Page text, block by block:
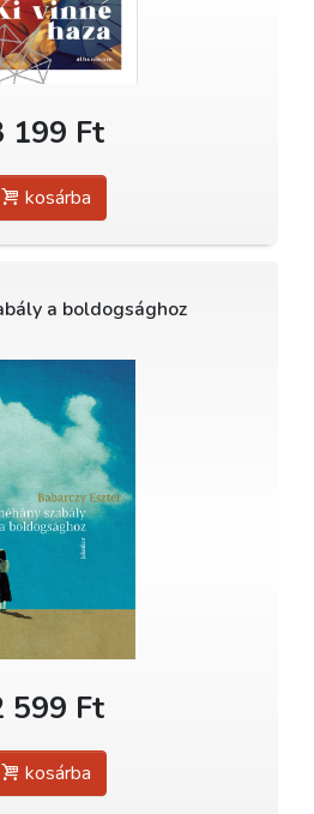
199 Ft
kosárba
a boldogsághoz
599 Ft
kosárba